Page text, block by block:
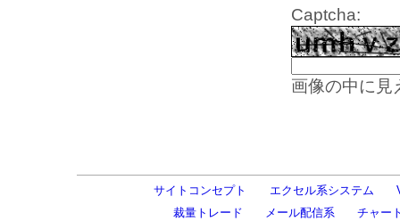
Captcha:
画像の中に見
サイトコンセプト エクセル系システム
裁量トレード
メール配信系 チャー